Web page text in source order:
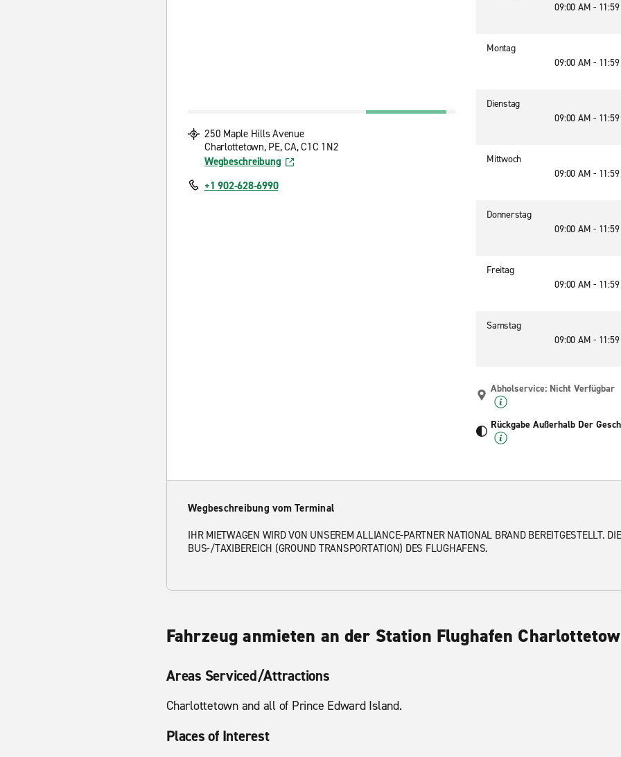
250 Maple Hills Avenue
Charlottetown, PE, CA, C1C 1N2
Wegbeschreibung
+1 902-628-6990
09:00 AM -
Montag
09:00 AM -
Dienstag
09:00 AM -
Mittwoch
09:00 AM -
Donnerstag
09:00 AM -
Freitag
09:00 AM -
Samstag
09:00 AM -
Abholservice: Nicht Verfügbar
Rückgabe Außerhalb Der
Wegbeschreibung vom Terminal
IHR MIETWAGEN WIRD VON UNSEREM ALLIANCE-PARTNER NATIONAL BRAND BEREITGESTELLT.
BUS-/TAXIBEREICH (GROUND TRANSPORTATION) DES FLUGHAFENS.
Fahrzeug anmieten an der Station Flughafen
Areas Serviced/Attractions
Charlottetown and all of Prince Edward Island.
Places of Interest